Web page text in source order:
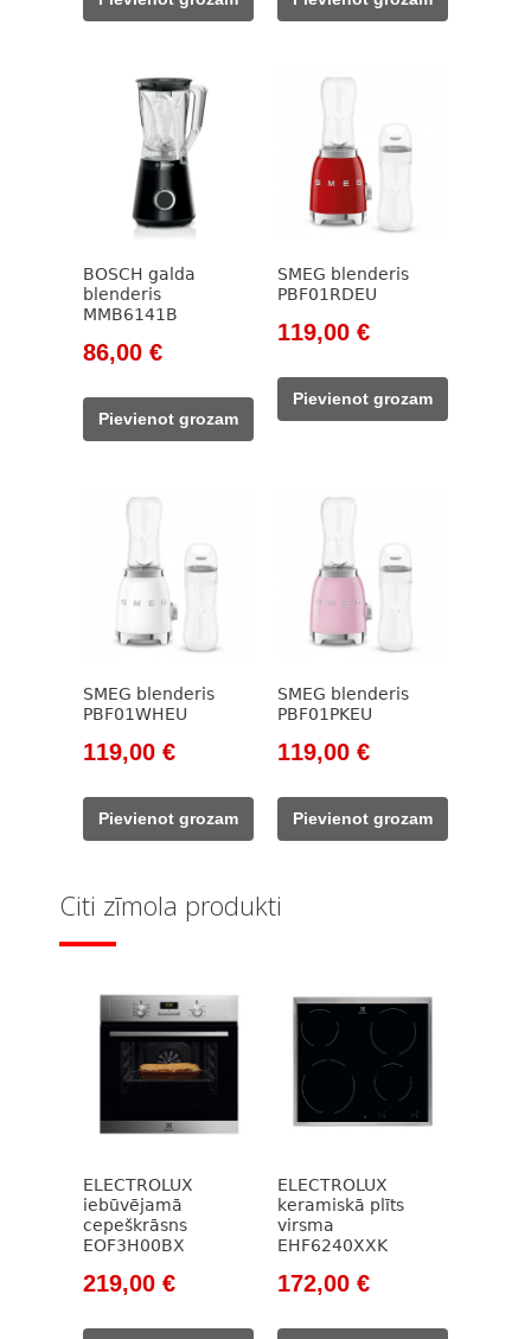
63,00 €. 63,00 €.
BOSCH galda
blenderis
MMB6141B
Original
was:
115,00 €.
86,00 €Current
Pievienot grozam
SMEG blenderis
PBF01RDEU
Original
was:
138,00 €.
119,00 €Current
119,00 €.
Pievienot grozam
SMEG blenderis
PBF01WHEU
Original
was:
138,00 €.
119,00 €Current
119,00 €.
Pievienot grozam
SMEG blenderis
PBF01PKEU
Original
was:
138,00 €.
119,00 €Current
119,00 €.
Pievienot grozam
Citi zīmola produkti
ELECTROLUX
iebūvējamā
cepeškrāsns
EOF3H00BX
Original
219,00 €Current
ELECTROLUX
keramiskā plīts
virsma
EHF6240XXK
Original
172,00 €Current